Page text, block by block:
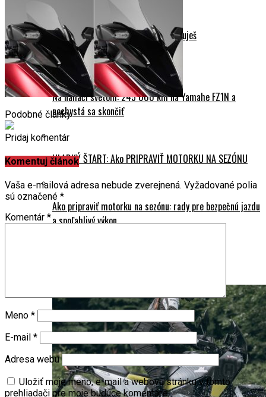
Prvý krát do Álp? Slovinsko si zamiluješ
Motoporadňa
Na naháči svetom: 245 000 km na Yamahe FZ1N a
nechystá sa skončiť
HLADKÝ ŠTART: Ako PRIPRAVIŤ MOTORKU NA SEZÓNU
Ako pripraviť motorku na sezónu: rady pre bezpečnú jazdu
a spoľahlivý výkon
Podobné články
Pridaj komentár
Komentuj článok
Vaša e-mailová adresa nebude zverejnená. Vyžadované polia
sú označené *
Komentár *
Meno *
E-mail *
Adresa webu
Uložiť moje meno, e-mail a webovú stránku v tomto
prehliadači pre moje budúce komentáre.